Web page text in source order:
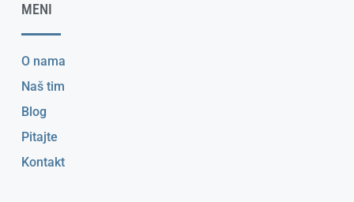
MENI
O nama
Naš tim
Blog
Pitajte
Kontakt